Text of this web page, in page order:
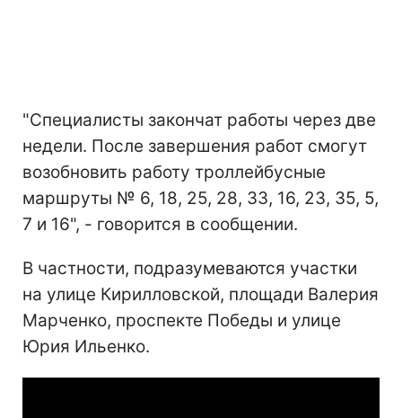
"Специалисты закончат работы через две
недели. После завершения работ смогут
возобновить работу троллейбусные
маршруты № 6, 18, 25, 28, 33, 16, 23, 35, 5,
7 и 16", - говорится в сообщении.
В частности, подразумеваются участки
на улице Кирилловской, площади Валерия
Марченко, проспекте Победы и улице
Юрия Ильенко.